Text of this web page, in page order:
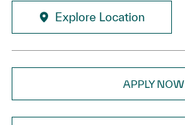
Explore Location
APPLY NOW